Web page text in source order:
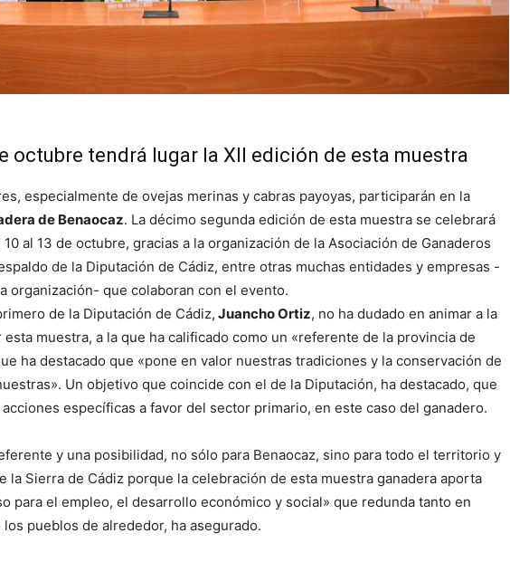
octubre tendrá lugar la XII edición de esta muestra
especialmente de ovejas merinas y cabras payoyas, participarán en la
de Benaocaz. La décimo segunda edición de esta muestra se celebrará
al 13 de octubre, gracias a la organización de la Asociación de Ganaderos
de la Diputación de Cádiz, entre otras muchas entidades y empresas -
organización- que colaboran con el evento.
de la Diputación de Cádiz, Juancho Ortiz, no ha dudado en animar a la
esta muestra, a la que ha calificado como un «referente de la provincia de
ha destacado que «pone en valor nuestras tradiciones y la conservación de
Un objetivo que coincide con el de la Diputación, ha destacado, que
específicas a favor del sector primario, en este caso del ganadero.
y una posibilidad, no sólo para Benaocaz, sino para todo el territorio y
la Sierra de Cádiz porque la celebración de esta muestra ganadera aporta
para el empleo, el desarrollo económico y social» que redunda tanto en
los pueblos de alrededor, ha asegurado.